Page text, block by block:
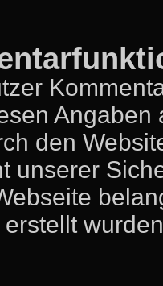
den
unserer